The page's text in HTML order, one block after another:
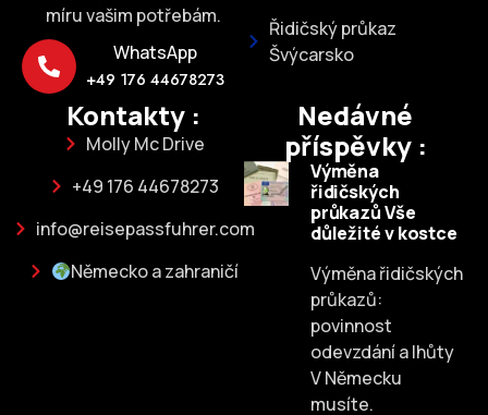
míru vašim potřebám.
WhatsApp
+49 176 44678273
Řidičský průkaz
Švýcarsko
Kontakty :
Molly Mc Drive
+49 176 44678273
info@reisepassfuhrer.com
Německo a zahraničí
Nedávné
příspěvky :
Výměna
řidičských
průkazů Vše
důležité v kostce
Výměna řidičských
průkazů:
povinnost
odevzdání a lhůty
V Německu
musíte.